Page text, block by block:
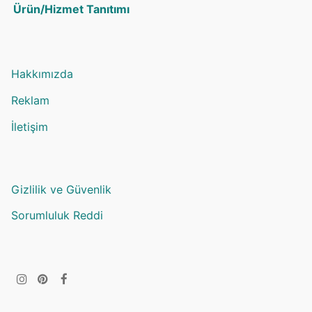
Ürün/Hizmet Tanıtımı
Hakkımızda
Reklam
İletişim
Gizlilik ve Güvenlik
Sorumluluk Reddi